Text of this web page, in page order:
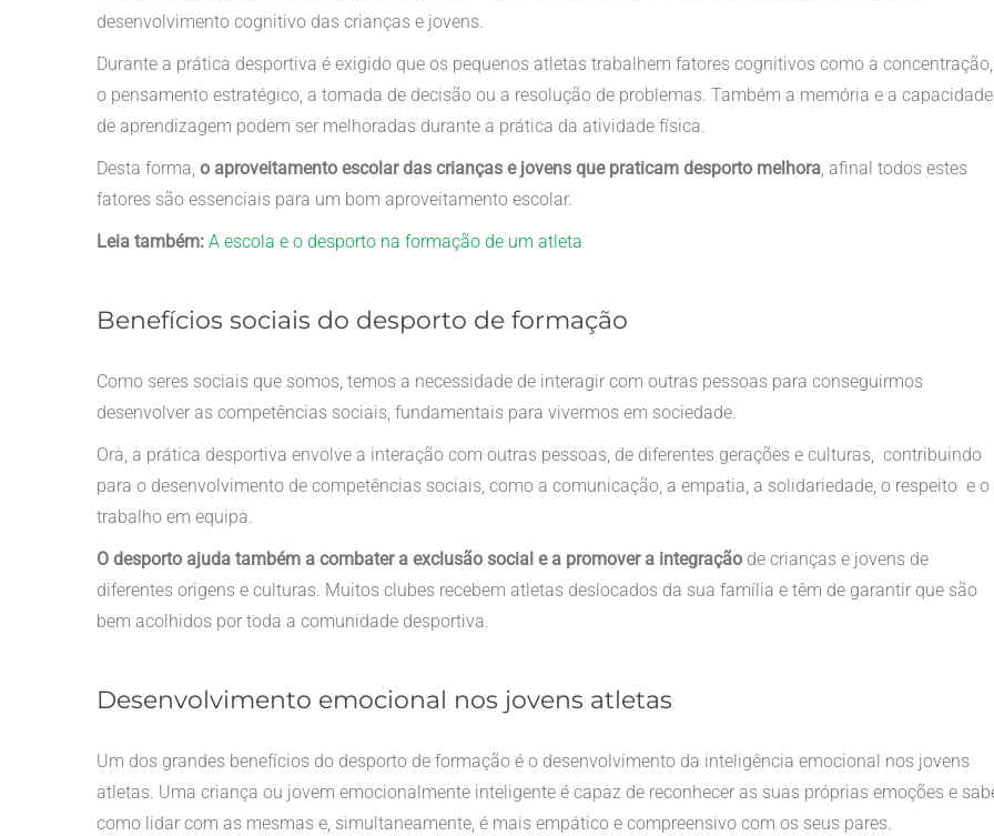
desenvolvimento cognitivo das crianças e jovens.
Durante a prática desportiva é exigido que os pequenos atletas trabalhem fatores cognitivos como a concentração,
o pensamento estratégico, a tomada de decisão ou a resolução de problemas. Também a memória e a capacidade
de aprendizagem podem ser melhoradas durante a prática da atividade física.
Desta forma, o aproveitamento escolar das crianças e jovens que praticam desporto melhora, afinal todos estes
fatores são essenciais para um bom aproveitamento escolar.
Leia também: A escola e o desporto na formação de um atleta
Benefícios sociais do desporto de formação
Como seres sociais que somos, temos a necessidade de interagir com outras pessoas para conseguirmos
desenvolver as competências sociais, fundamentais para vivermos em sociedade.
Ora, a prática desportiva envolve a interação com outras pessoas, de diferentes gerações e culturas, contribuindo
para o desenvolvimento de competências sociais, como a comunicação, a empatia, a solidariedade, o respeito e o
trabalho em equipa.
O desporto ajuda também a combater a exclusão social e a promover a integraçãode crianças e jovens de
diferentes origens e culturas. Muitos clubes recebem atletas deslocados da sua família e têm de garantir que são
bem acolhidos por toda a comunidade desportiva.
Desenvolvimento emocional nos jovens atletas
Um dos grandes benefícios do desporto de formação é o desenvolvimento da inteligência emocional nos jovens
atletas. Uma criança ou jovem emocionalmente inteligente é capaz de reconhecer as suas próprias emoções e
como lidar com as mesmas e, simultaneamente, é mais empático e compreensivo com os seus pares.